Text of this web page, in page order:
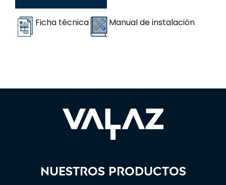
Ficha técnica Manual de instalación
Nuestros productos